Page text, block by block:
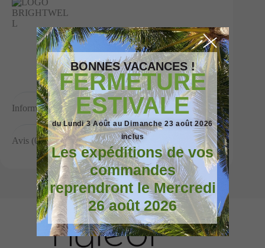
Informations complémentaires
Avis (0)
BONNES VACANCES !
FERMETURE
ESTIVALE
du Lundi 3 Août au Dimanche 23 août 2026
inclus
Les expéditions de vos
commandes
reprendront le Mercredi
26 août 2026